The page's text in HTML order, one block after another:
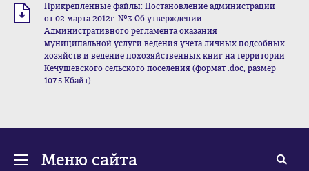
Прикрепленные файлы: Постановление администрации
от 02 марта 2012г. №3 Об утверждении
Административного регламента оказания
муниципальной услуги ведения учета личных подсобных
хозяйств и ведение похозяйственных книг на территории
Кечушевского сельского поселения (формат .doc, размер
107.5 Кбайт)
Меню сайта